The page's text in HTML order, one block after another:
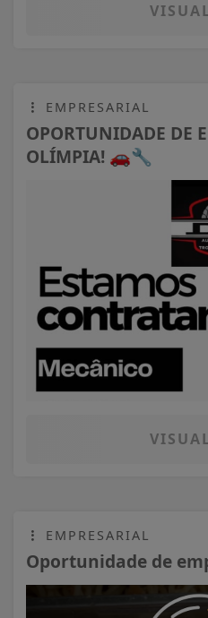
EMPRESARIAL
OPORTUNIDADE DE
OLÍMPIA! 🚗🔧
EMPRESARIAL
Oportunidade de